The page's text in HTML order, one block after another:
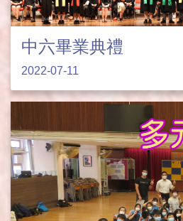
中六畢業典禮
2022-07-11